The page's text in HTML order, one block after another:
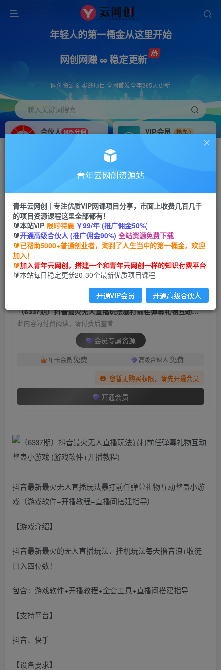
年轻人的第一桶金从这里开始
网创网赚 ∞ 稳定更新
网创资源 & 实战项目 全网首发全年365天更新
输入关键词搜索
合伙人 90%分佣
VIP会员
抢先
搭建同款网站，自己当老板
首页 创业课程 会员专属 正文
（6337期）抖音最火无人直播玩法暴打前任弹幕
礼物互动整蛊小游戏 (游戏软件+开播教程)
青年云网创
2年前发布
关注 私信
（6337期）抖音最火无人直播玩法暴打前任弹幕礼物互动整蛊小游戏 (游戏软件+开播教程)
此内容为付费阅读，请付费后查看
会员专属资源
年卡会员 免费 高级合伙人 免费
您暂无购买权限，请先开通会员
开通会员
抖音最新最火无人直播玩法暴打前任弹幕礼物互动整蛊小游
戏（游戏软件+开播教程+直播间搭建指导）
【游戏介绍】
抖音最新最火的无人直播玩法，挂机玩法每天撸音浪+收徒
日入四位数！
包含：游戏软件+开播教程+全套工具+直播间搭建指导
【支持平台】
抖音、快手
【设备要求】
青年云网创资源站
青年云网创 | 专注优质VIP网课项目分享，市面上收费几百几千
的项目资源课程这里全部都有！
🔰本站VIP 限时特惠 ￥99/年 (推广佣金50%)
🔰开通高级合伙人 (推广佣金90%) 全站资源免费下载
🔰已帮助5000+普通创业者，淘到了人生当中的第一桶金，欢迎
加入！
🔰加入青年云网创，搭建一个和青年云网创一样的知识付费平台
🔰本站每日稳定更新20-30个最新优质项目课程
开通VIP会员 开通高级合伙人